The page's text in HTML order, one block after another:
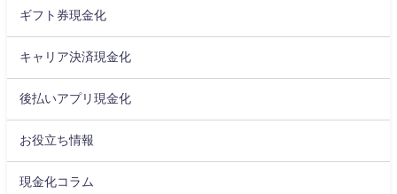
ギフト券現金化
キャリア決済現金化
後払いアプリ現金化
お役立ち情報
現金化コラム